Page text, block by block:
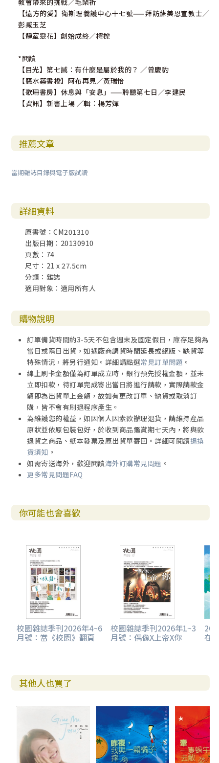
教會帶來的挑戰／毛樂祈
【遠方的愛】衛斯理養護中心十七號——拜訪蘇美恩宣教士／
彭臧玉芝
【靜室靈花】創始成終／樗櫟
*閱讀
【目光】第七誡：有什麼是屬於我的？ ／曾慶豹
【惡水築書橋】阿布再見／黃瑞怡
【歌珊書房】休息與「安息」——聆聽第七日／李建民
【資訊】新書上場 ／輯：楊芳嬋
推薦文章
當期雜誌目錄與電子版試讀
詳細資料
原書號：CM201310
出版日期：20130910
頁數：74
尺寸：21 x 27.5cm
分類：雜誌
適用對象：適用所有人
購物說明
訂單備貨時間約3-5天不包含週末及國定假日，庫存足夠為
當日或隔日出貨，如遇廠商調貨時間延長或絕版、缺貨等
特殊情況，將另行通知。詳細請點選常見訂單問題 。
線上刷卡金額僅為訂單成立時，銀行預先授權金額，並未
立即扣款，待訂單完成寄出當日將進行請款，實際請款金
額即為出貨單上金額，故如有更改訂單、缺貨或取消訂
購，皆不會有刷退程序產生。
為維護您的權益，如因個人因素欲辦理退貨，請維持產品
原狀並依原包裝包好，於收到商品鑑賞期七天內，將與欲
退貨之商品、紙本發票及原出貨單寄回。詳細可閱讀退換
貨須知 。
如需寄送海外，歡迎閱讀海外訂購常見問題 。
更多常見問題FAQ
你可能也會喜歡
校園雜誌季刊2026年4~6
月號：當《校園》翻頁
校園雜誌季刊2026年1~3
月號：偶像X上帝X你 在
其他人也買了